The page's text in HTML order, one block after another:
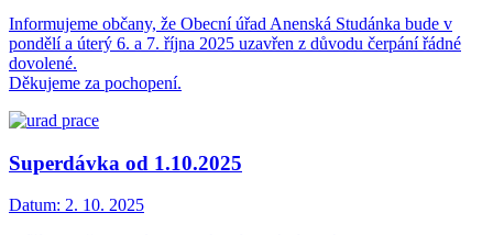
Informujeme občany, že Obecní úřad Anenská Studánka bude v
pondělí a úterý 6. a 7. října 2025 uzavřen z důvodu čerpání řádné
dovolené.
Děkujeme za pochopení.
Superdávka od 1.10.2025
Datum: 2. 10. 2025